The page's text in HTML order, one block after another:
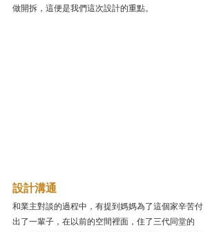
做開拆，這便是我們這次設計的重點。
設計溝通
和業主對談的過程中，有提到媽媽為了這個家辛苦付
出了一輩子，在以前的空間裡面，住了三代同堂的